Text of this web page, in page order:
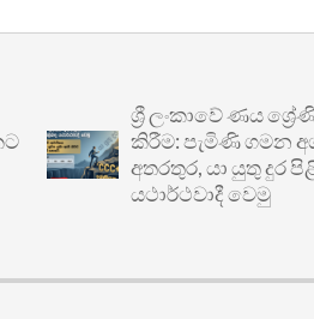
ශ්‍රී ලංකාවේ ණය ශ්‍රේණිගත
කිරීම: පැමිණි ගමන අගයන
අතරතුර, යා යුතු දුර පිළිබඳ
යථාර්ථවාදී වෙමු